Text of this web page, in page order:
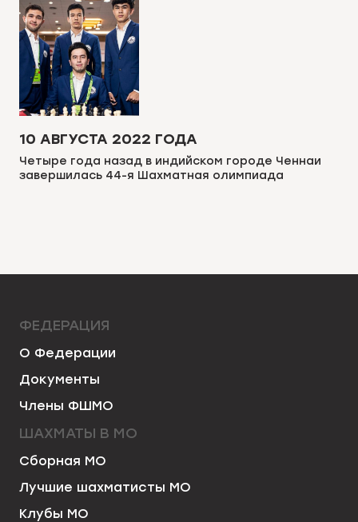
10 АВГУСТА 2022 ГОДА
Четыре года назад в индийском городе Ченнаи
завершилась 44-я Шахматная олимпиада
ФЕДЕРАЦИЯ
О Федерации
Документы
Члены ФШМО
ШАХМАТЫ В МО
Сборная МО
Лучшие шахматисты МО
Клубы МО